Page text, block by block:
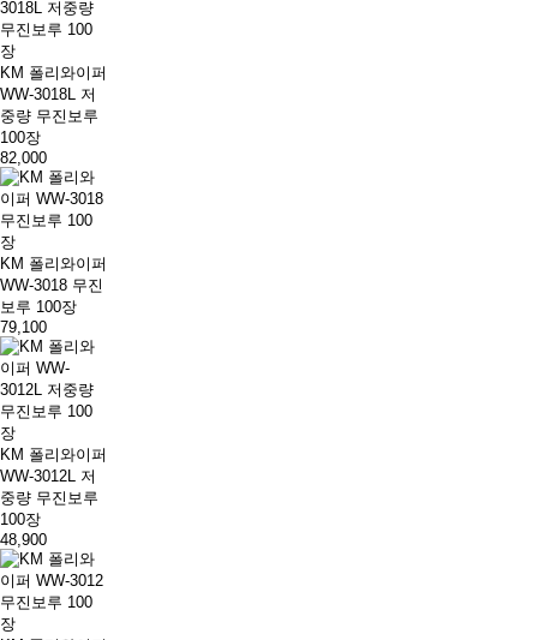
KM 폴리와이퍼
WW-3018L 저
중량 무진보루
100장
82,000
KM 폴리와이퍼
WW-3018 무진
보루 100장
79,100
KM 폴리와이퍼
WW-3012L 저
중량 무진보루
100장
48,900